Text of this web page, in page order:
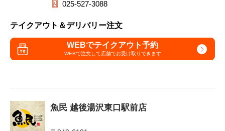
025-527-3088
テイクアウト＆デリバリー注文
WEBでテイクアウト予約
WEBで注文して店舗でお受け取りできます
魚民 越後湯沢東口駅前店